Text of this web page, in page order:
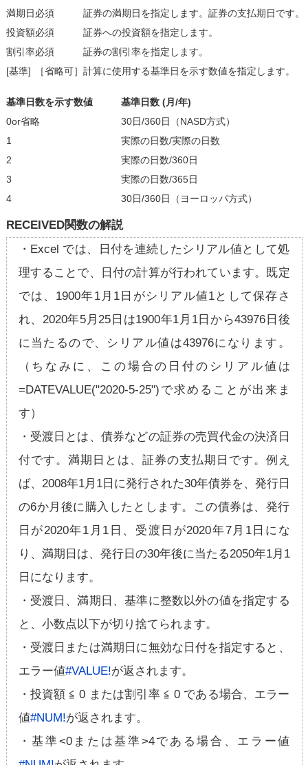
満期日必須
証券の満期日を指定します。証券の支払期日です。
投資額必須
証券への投資額を指定します。
割引率必須
証券の割引率を指定します。
[基準]
［省略可］ 計算に使用する基準日を示す数値を指定します。
基準日数を示す数値
基準日数 (月/年)
0or省略
30日/360日（NASD方式）
1
実際の日数/実際の日数
2
実際の日数/360日
3
実際の日数/365日
4
30日/360日（ヨーロッパ方式）
RECEIVED関数の解説
・Excel では、日付を連続したシリアル値として処
理することで、日付の計算が行われています。既定
では、1900年1月1日がシリアル値1として保存さ
れ、2020年5月25日は1900年1月1日から43976日後
に当たるので、シリアル値は43976になります。
（ちなみに、この場合の日付のシリアル値は
=DATEVALUE("2020-5-25")で求めることが出来ま
す）
・受渡日とは、債券などの証券の売買代金の決済日
付です。満期日とは、証券の支払期日です。例え
ば、2008年1月1日に発行された30年債券を、発行日
の6か月後に購入したとします。この債券は、発行
日が2020年1月1日、受渡日が2020年7月1日にな
り、満期日は、発行日の30年後に当たる2050年1月1
日になります。
・受渡日、満期日、基準に整数以外の値を指定する
と、小数点以下が切り捨てられます。
・受渡日または満期日に無効な日付を指定すると、
エラー値#VALUE!が返されます。
・投資額 ≦ 0 または割引率 ≦ 0 である場合、エラー
値#NUM!が返されます。
・基準<0または基準>4である場合、エラー値